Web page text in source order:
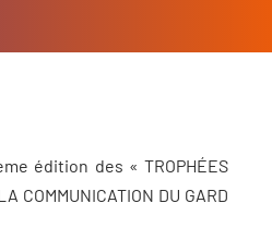
édition des « TROPHÉES
COMMUNICATION DU GARD